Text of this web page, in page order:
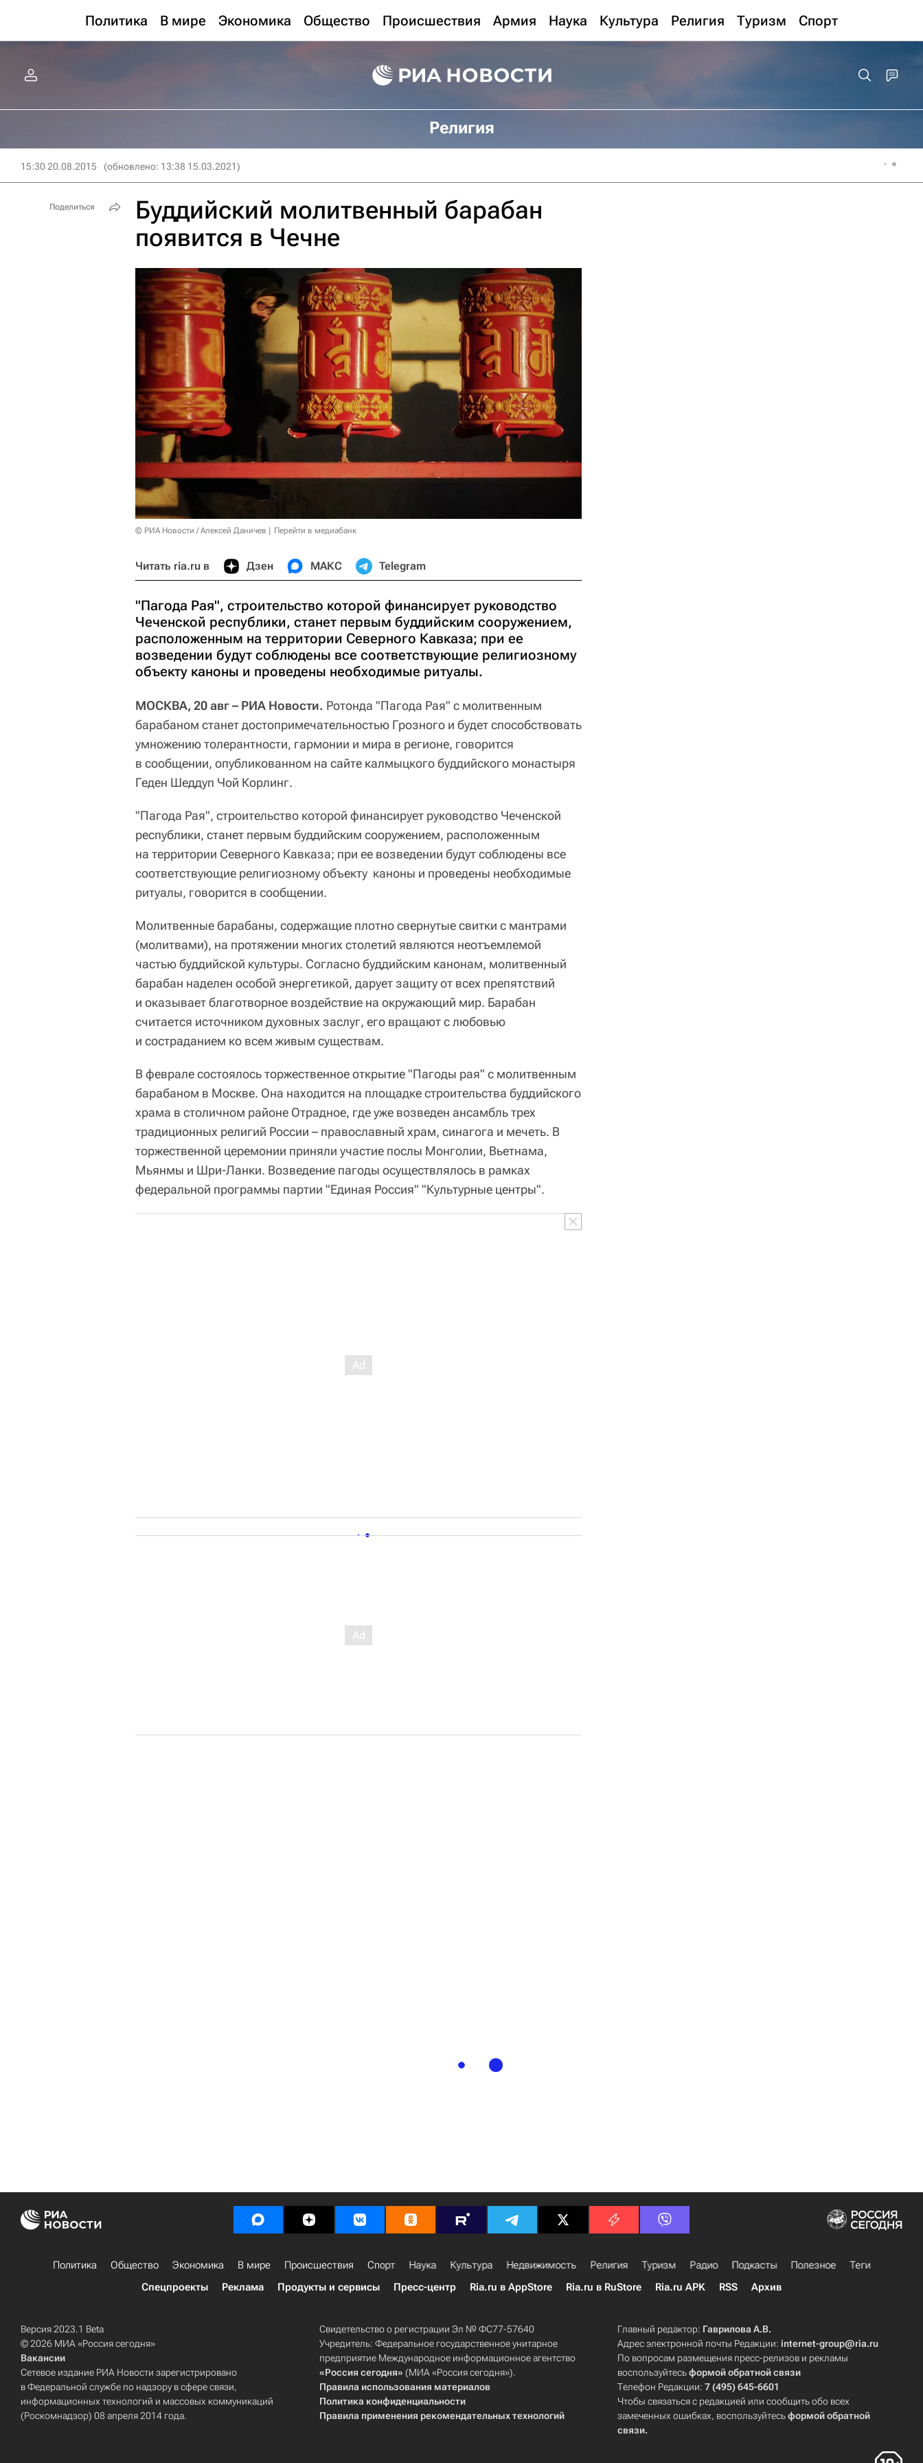
Политика В мире Экономика Общество Происшествия Армия Наука Культура Религия Туризм Спорт
Религия
15:30 20.08.2015 (обновлено: 13:38 15.03.2021)
Буддийский молитвенный барабан
появится в Чечне
© РИА Новости / Алексей Даничев Перейти в медиабанк
Читать ria.ru в Дзен МАКС Telegram
"Пагода Рая", строительство которой финансирует руководство
Чеченской республики, станет первым буддийским сооружением,
расположенным на территории Северного Кавказа; при ее
возведении будут соблюдены все соответствующие религиозному
объекту каноны и проведены необходимые ритуалы.
МОСКВА, 20 авг – РИА Новости. Ротонда "Пагода Рая" с молитвенным
барабаном станет достопримечательностью Грозного и будет способствовать
умножению толерантности, гармонии и мира в регионе, говорится
в сообщении, опубликованном на сайте калмыцкого буддийского монастыря
Геден Шеддуп Чой Корлинг.
"Пагода Рая", строительство которой финансирует руководство Чеченской
республики, станет первым буддийским сооружением, расположенным
на территории Северного Кавказа; при ее возведении будут соблюдены все
соответствующие религиозному объекту каноны и проведены необходимые
ритуалы, говорится в сообщении.
Молитвенные барабаны, содержащие плотно свернутые свитки с мантрами
(молитвами), на протяжении многих столетий являются неотъемлемой
частью буддийской культуры. Согласно буддийским канонам, молитвенный
барабан наделен особой энергетикой, дарует защиту от всех препятствий
и оказывает благотворное воздействие на окружающий мир. Барабан
считается источником духовных заслуг, его вращают с любовью
и состраданием ко всем живым существам.
В феврале состоялось торжественное открытие "Пагоды рая" с молитвенным
барабаном в Москве. Она находится на площадке строительства буддийского
храма в столичном районе Отрадное, где уже возведен ансамбль трех
традиционных религий России – православный храм, синагога и мечеть. В
торжественной церемонии приняли участие послы Монголии, Вьетнама,
Мьянмы и Шри-Ланки. Возведение пагоды осуществлялось в рамках
федеральной программы партии "Единая Россия" "Культурные центры".
Поделиться
Политика Общество Экономика В мире Происшествия Спорт Наука Культура Недвижимость Религия Туризм Радио Подкасты Полезное
Теги
Спецпроекты
Реклама Продукты и сервисы Пресс-центр Ria.ru в AppStore Ria.ru в RuStore Ria.ru APK RSS Архив
Версия 2023.1 Beta
© 2026 МИА «Россия сегодня»
Вакансии
Сетевое издание РИА Новости зарегистрировано
в Федеральной службе по надзору в сфере связи,
информационных технологий и массовых коммуникаций
(Роскомнадзор) 08 апреля 2014 года.
Свидетельство о регистрации Эл № ФС77-57640
Учредитель: Федеральное государственное унитарное
предприятие Международное информационное агентство
«Россия сегодня» (МИА «Россия сегодня»).
Правила использования материалов
Политика конфиденциальности
Правила применения рекомендательных технологий
Главный редактор: Гаврилова А.В.
Адрес электронной почты Редакции:internet-group@ria.ru
По вопросам размещения пресс-релизов и рекламы
воспользуйтесьформой обратной связи
Телефон Редакции:7 (495) 645-6601
Чтобы связаться с редакцией или сообщить обо всех
замеченных ошибках, воспользуйтесьформой обратной
связи.